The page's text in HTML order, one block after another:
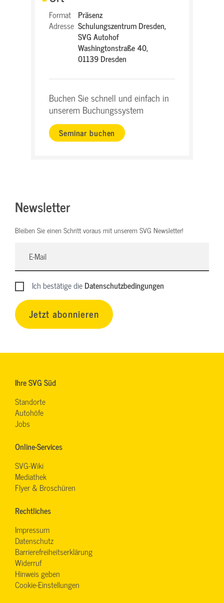
Format Präsenz
Adresse Schulungszentrum Dresden,
SVG Autohof
Washingtonstraße 40,
01139 Dresden
Buchen Sie schnell und einfach in
unserem Buchungssystem
Seminar buchen
Newsletter
Bleiben Sie einen Schritt voraus mit unserem SVG Newsletter!
Ich bestätige dieDatenschutzbedingungen
Jetzt abonnieren
Ihre SVG Süd
Standorte
Autohöfe
Jobs
Online-Services
SVG-Wiki
Mediathek
Flyer & Broschüren
Rechtliches
Impressum
Datenschutz
Barrierefreiheitserklärung
Widerruf
Hinweis geben
Cookie-Einstellungen